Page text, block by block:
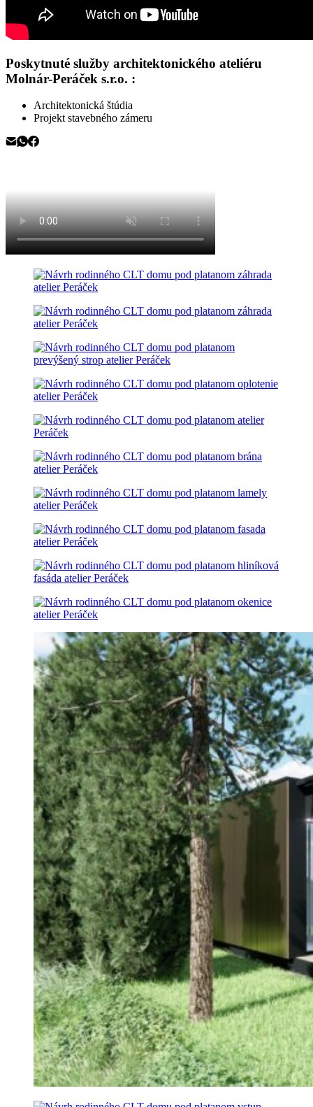
Poskytnuté služby architektonického ateliéru
Molnár-Peráček s.r.o. :
Architektonická štúdia
Projekt stavebného zámeru